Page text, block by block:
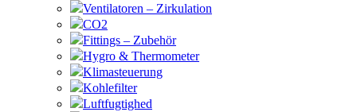
Ventilatoren – Zirkulation
CO2
Fittings – Zubehör
Hygro & Thermometer
Klimasteuerung
Kohlefilter
Luftfugtighed